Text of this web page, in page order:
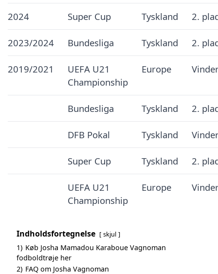
2024 Super Cup Tyskland 2.
2023/2024 Bundesliga Tyskland 2.
2019/2021
UEFA U21
Championship
Europe
Bundesliga Tyskland 2.
DFB Pokal Tyskland
Super Cup Tyskland 2.
UEFA U21
Championship
Europe
Indholdsfortegnelse skjul
1) Køb Josha Mamadou Karaboue Vagnoman
fodboldtrøje her
2) FAQ om Josha Vagnoman